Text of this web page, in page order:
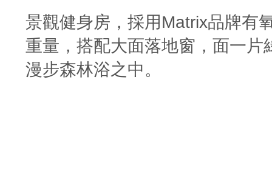
景觀健身房，採用Matrix品牌有
重量，搭配大面落地窗，面一片
漫步森林浴之中。